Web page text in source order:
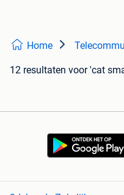
Home
12 resultaten voor 'cat